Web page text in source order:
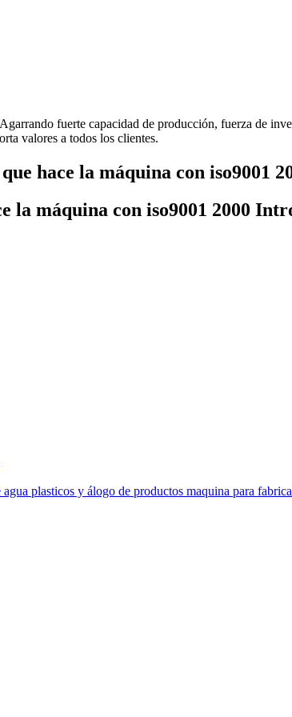
fuerte capacidad de producción, fuerza de
valores a todos los clientes.
hace la máquina con iso9001
la máquina con iso9001 2000
plasticos y álogo de productos maquina para